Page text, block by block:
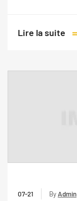
Lire la suite
07-21 ByAdmin